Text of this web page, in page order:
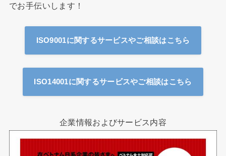
でお手伝いします！
ISO9001に関するサービスやご相談はこちら
ISO14001に関するサービスやご相談はこちら
企業情報およびサービス内容